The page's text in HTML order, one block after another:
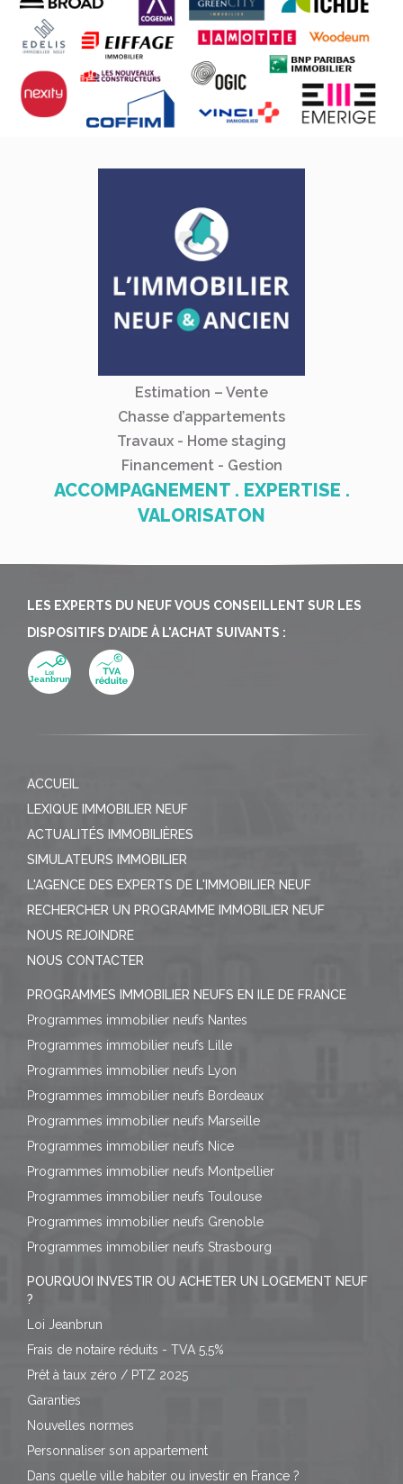
Estimation – Vente
Chasse d’appartements
Travaux - Home staging
Financement - Gestion
ACCOMPAGNEMENT . EXPERTISE .
VALORISATON
LES EXPERTS DU NEUF VOUS CONSEILLENT SUR LES
DISPOSITIFS D'AIDE À L'ACHAT SUIVANTS :
ACCUEIL
LEXIQUE IMMOBILIER NEUF
ACTUALITÉS IMMOBILIÈRES
SIMULATEURS IMMOBILIER
L'AGENCE DES EXPERTS DE L'IMMOBILIER NEUF
RECHERCHER UN PROGRAMME IMMOBILIER NEUF
NOUS REJOINDRE
NOUS CONTACTER
PROGRAMMES IMMOBILIER NEUFS EN ILE DE FRANCE
Programmes immobilier neufs Nantes
Programmes immobilier neufs Lille
Programmes immobilier neufs Lyon
Programmes immobilier neufs Bordeaux
Programmes immobilier neufs Marseille
Programmes immobilier neufs Nice
Programmes immobilier neufs Montpellier
Programmes immobilier neufs Toulouse
Programmes immobilier neufs Grenoble
Programmes immobilier neufs Strasbourg
POURQUOI INVESTIR OU ACHETER UN LOGEMENT NEUF
?
Loi Jeanbrun
Frais de notaire réduits - TVA 5,5%
Prêt à taux zéro / PTZ 2025
Garanties
Nouvelles normes
Personnaliser son appartement
Dans quelle ville habiter ou investir en France ?